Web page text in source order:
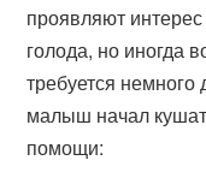
проявляют
голода, но иногда
требуется
малыш начал
помощи: